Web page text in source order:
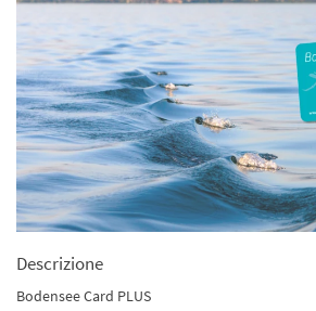
Descrizione
Bodensee Card PLUS